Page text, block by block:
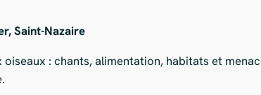
Saint-Nazaire
: chants, alimentation, habitats et